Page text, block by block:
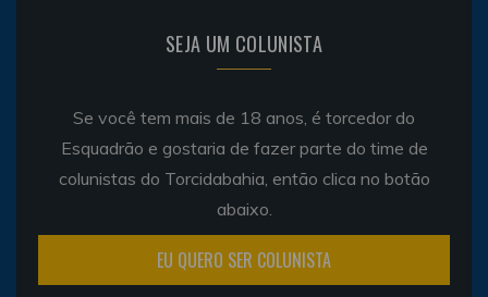
SEJA UM COLUNISTA
Se você tem mais de 18 anos, é torcedor do
Esquadrão e gostaria de fazer parte do time de
colunistas do Torcidabahia, então clica no botão
abaixo.
EU QUERO SER COLUNISTA